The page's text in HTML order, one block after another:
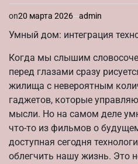
on20 марта 2026 admin
Умный дом: интеграция
Когда мы слышим
перед глазами сразу
жилища с невероятным
гаджетов, которые
мысли. Но на самом деле
что-то из фильмов о
доступная сегодня
облегчить нашу жизнь. Это